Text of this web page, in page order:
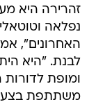
זהרירה היא
נפלאה
האחרונים",
לבנת. "היא
ומופת לדורות
משתתפת בצער